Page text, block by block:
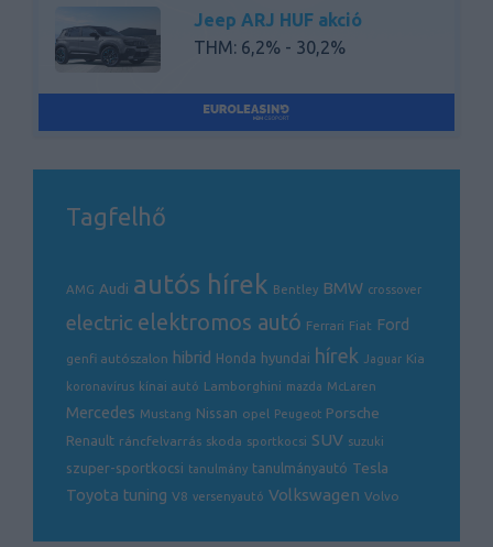
Jeep ARJ HUF akció
THM: 6,2% - 30,2%
Tagfelhő
AMG Audi autós hírek Bentley BMW crossover
electric elektromos autó Ferrari Fiat Ford
genfi autószalon hibrid Honda hyundai hírek Jaguar Kia
koronavírus kínai autó Lamborghini mazda McLaren
Mercedes Mustang Nissan opel Peugeot Porsche
Renault ráncfelvarrás skoda sportkocsi SUV suzuki
szuper-sportkocsi tanulmány tanulmányautó Tesla
Toyota tuning V8 versenyautó Volkswagen Volvo